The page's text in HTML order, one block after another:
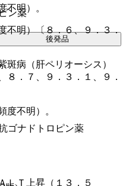
明）。
明）〔８．６、９．３．
病（肝ペリオーシス）
８．７、９．３．１、９．
不明）。
ＬＴ上昇（１３．５
ン薬
後発品
ゴナドトロピン薬